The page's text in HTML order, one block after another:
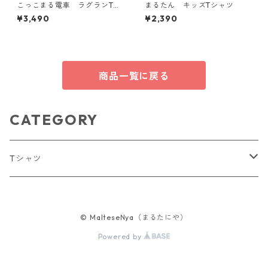
こっこまる電車 ラグランTシ
ャツ【大人用】
¥3,490
まるたん キッズTシャツ
¥2,390
商品一覧に戻る
CATEGORY
Tシャツ
© MalteseNya（まるたにや）
Powered by